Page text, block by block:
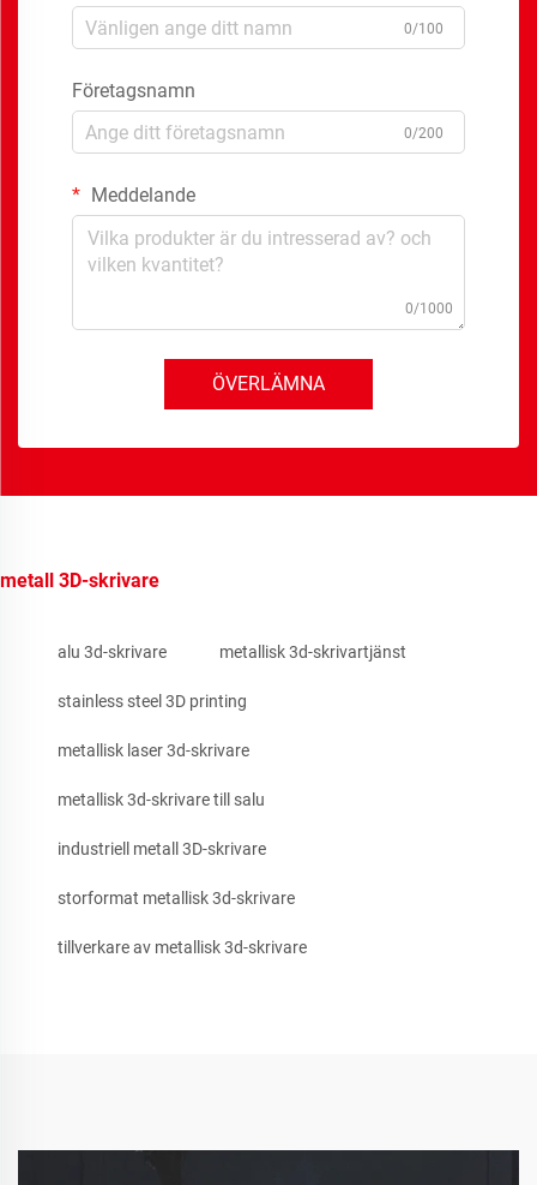
0/100
Företagsnamn
0/200
Meddelande
0/1000
ÖVERLÄMNA
metall 3D-skrivare
alu 3d-skrivare metallisk 3d-skrivartjänst
stainless steel 3D printing
metallisk laser 3d-skrivare
metallisk 3d-skrivare till salu
industriell metall 3D-skrivare
storformat metallisk 3d-skrivare
tillverkare av metallisk 3d-skrivare